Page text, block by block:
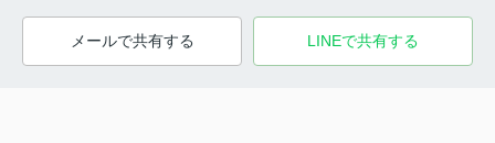
メールで共有する LINEで共有する